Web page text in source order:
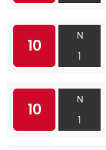
10
N
1
10
N
1